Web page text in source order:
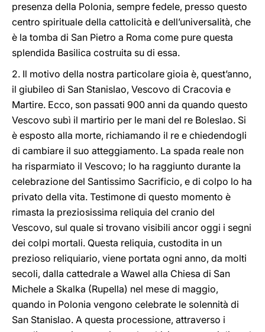
presenza della Polonia, sempre fedele, presso questo
centro spirituale della cattolicità e dell’universalità, che
è la tomba di San Pietro a Roma come pure questa
splendida Basilica costruita su di essa.
2. Il motivo della nostra particolare gioia è, quest’anno,
il giubileo di San Stanislao, Vescovo di Cracovia e
Martire. Ecco, son passati 900 anni da quando questo
Vescovo subì il martirio per le mani del re Boleslao. Si
è esposto alla morte, richiamando il re e chiedendogli
di cambiare il suo atteggiamento. La spada reale non
ha risparmiato il Vescovo; lo ha raggiunto durante la
celebrazione del Santissimo Sacrificio, e di colpo lo ha
privato della vita. Testimone di questo momento è
rimasta la preziosissima reliquia del cranio del
Vescovo, sul quale si trovano visibili ancor oggi i segni
dei colpi mortali. Questa reliquia, custodita in un
prezioso reliquiario, viene portata ogni anno, da molti
secoli, dalla cattedrale a Wawel alla Chiesa di San
Michele a Skalka (Rupella) nel mese di maggio,
quando in Polonia vengono celebrate le solennità di
San Stanislao. A questa processione, attraverso i